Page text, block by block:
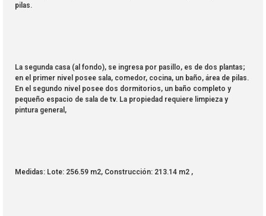
pilas.
La segunda casa (al fondo), se ingresa por pasillo, es de dos plantas;
en el primer nivel posee sala, comedor, cocina, un baño, área de pilas.
En el segundo nivel posee dos dormitorios, un baño completo y
pequeño espacio de sala de tv. La propiedad requiere limpieza y
pintura general,
Medidas: Lote: 256.59 m2, Construcción: 213.14 m2 ,